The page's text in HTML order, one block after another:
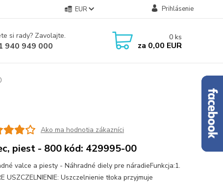
EUR Prihlásenie
si rady? Zavolajte.
940 949 000
0 ks
za 0,00 EUR
Ako ma hodnotia zákazníci
piest - 800 kód: 429995-00
valce a piesty - Náhradné diely pre náradieFunkcja:1.
USZCZELNIENIE: Uszczelnienie tłoka przyjmuje